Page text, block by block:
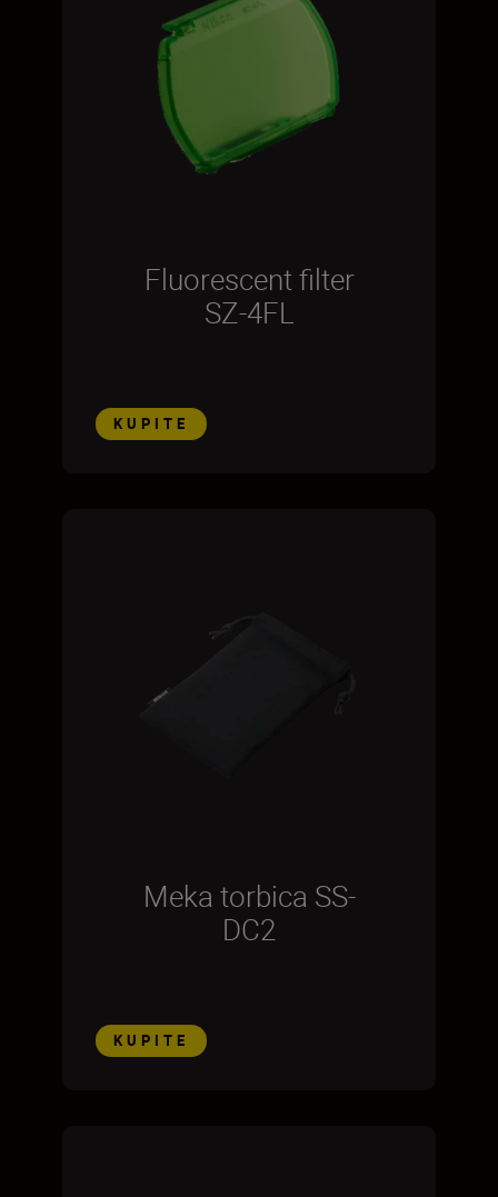
Fluorescent filter
SZ-4FL
KUPITE
Meka torbica SS-
DC2
KUPITE